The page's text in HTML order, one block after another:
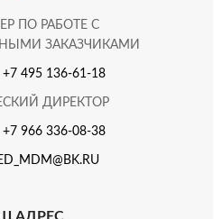
ПО РАБОТЕ С
ЗАКАЗЧИКАМИ
+7 495 136-61-18
ДИРЕКТОР
+7 966 336-08-38